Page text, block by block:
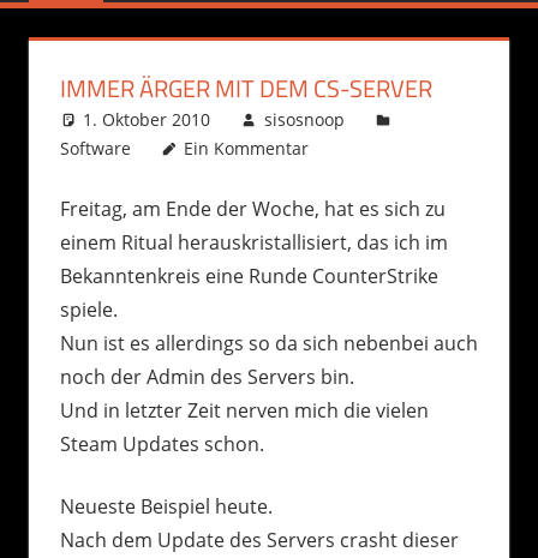
IMMER ÄRGER MIT DEM CS-SERVER
1. Oktober 2010
sisosnoop
Software
Ein Kommentar
Freitag, am Ende der Woche, hat es sich zu
einem Ritual herauskristallisiert, das ich im
Bekanntenkreis eine Runde CounterStrike
spiele.
Nun ist es allerdings so da sich nebenbei auch
noch der Admin des Servers bin.
Und in letzter Zeit nerven mich die vielen
Steam Updates schon.
Neueste Beispiel heute.
Nach dem Update des Servers crasht dieser